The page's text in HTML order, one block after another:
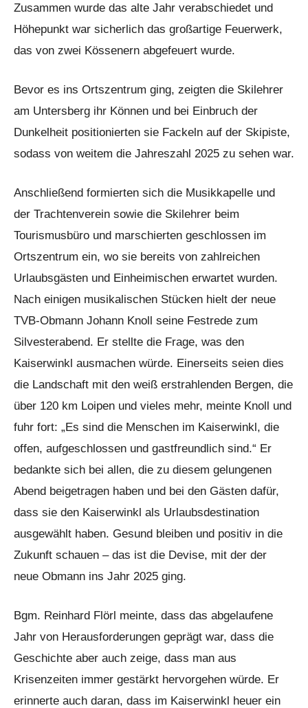
Zusammen wurde das alte Jahr verabschiedet und
Höhepunkt war sicherlich das großartige Feuerwerk,
das von zwei Kössenern abgefeuert wurde.
Bevor es ins Ortszentrum ging, zeigten die Skilehrer
am Untersberg ihr Können und bei Einbruch der
Dunkelheit positionierten sie Fackeln auf der Skipiste,
sodass von weitem die Jahreszahl 2025 zu sehen war.
Anschließend formierten sich die Musikkapelle und
der Trachtenverein sowie die Skilehrer beim
Tourismusbüro und marschierten geschlossen im
Ortszentrum ein, wo sie bereits von zahlreichen
Urlaubsgästen und Einheimischen erwartet wurden.
Nach einigen musikalischen Stücken hielt der neue
TVB-Obmann Johann Knoll seine Festrede zum
Silvesterabend. Er stellte die Frage, was den
Kaiserwinkl ausmachen würde. Einerseits seien dies
die Landschaft mit den weiß erstrahlenden Bergen, die
über 120 km Loipen und vieles mehr, meinte Knoll und
fuhr fort: „Es sind die Menschen im Kaiserwinkl, die
offen, aufgeschlossen und gastfreundlich sind.“ Er
bedankte sich bei allen, die zu diesem gelungenen
Abend beigetragen haben und bei den Gästen dafür,
dass sie den Kaiserwinkl als Urlaubsdestination
ausgewählt haben. Gesund bleiben und positiv in die
Zukunft schauen – das ist die Devise, mit der der
neue Obmann ins Jahr 2025 ging.
Bgm. Reinhard Flörl meinte, dass das abgelaufene
Jahr von Herausforderungen geprägt war, dass die
Geschichte aber auch zeige, dass man aus
Krisenzeiten immer gestärkt hervorgehen würde. Er
erinnerte auch daran, dass im Kaiserwinkl heuer ein